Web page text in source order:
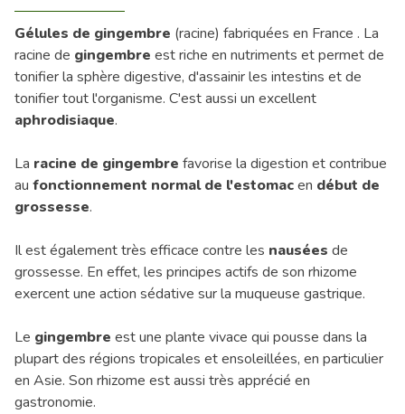
Gélules de gingembre (racine) fabriquées en France . La
racine de gingembre est riche en nutriments et permet de
tonifier la sphère digestive, d'assainir les intestins et de
tonifier tout l'organisme. C'est aussi un excellent
aphrodisiaque.
La racine de gingembre favorise la digestion et contribue
au fonctionnement normal de l'estomacen début de
grossesse.
Il est également très efficace contre les nausées de
grossesse. En effet, les principes actifs de son rhizome
exercent une action sédative sur la muqueuse gastrique.
Le gingembre est une plante vivace qui pousse dans la
plupart des régions tropicales et ensoleillées, en particulier
en Asie. Son rhizome est aussi très apprécié en
gastronomie.